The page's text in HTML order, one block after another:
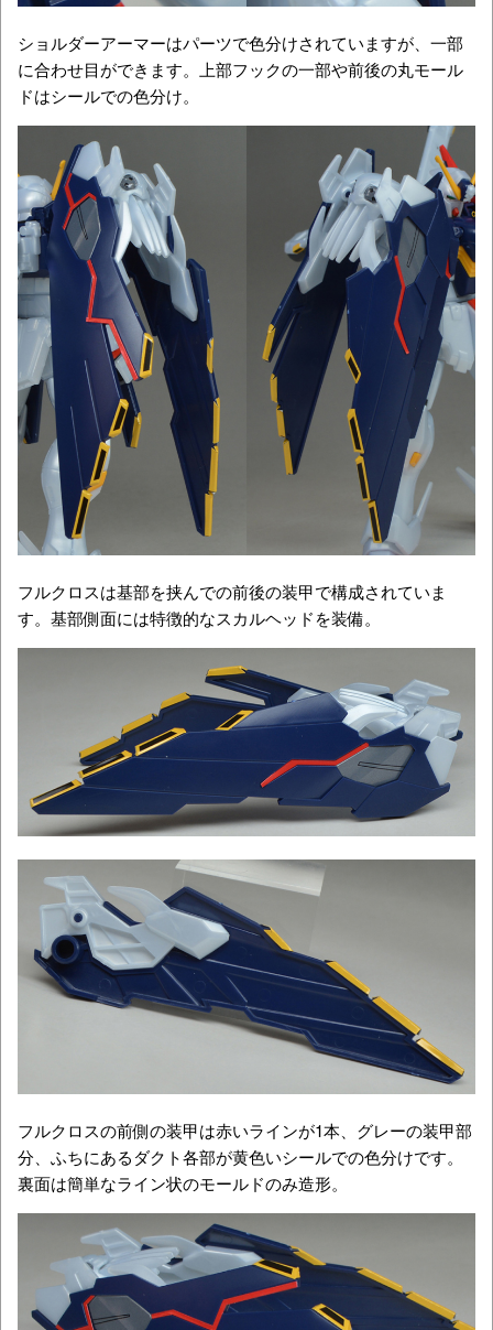
ショルダーアーマーはパーツで色分けされていますが、一部
に合わせ目ができます。上部フックの一部や前後の丸モール
ドはシールでの色分け。
フルクロスは基部を挟んでの前後の装甲で構成されていま
す。基部側面には特徴的なスカルヘッドを装備。
フルクロスの前側の装甲は赤いラインが1本、グレーの装甲部
分、ふちにあるダクト各部が黄色いシールでの色分けです。
裏面は簡単なライン状のモールドのみ造形。